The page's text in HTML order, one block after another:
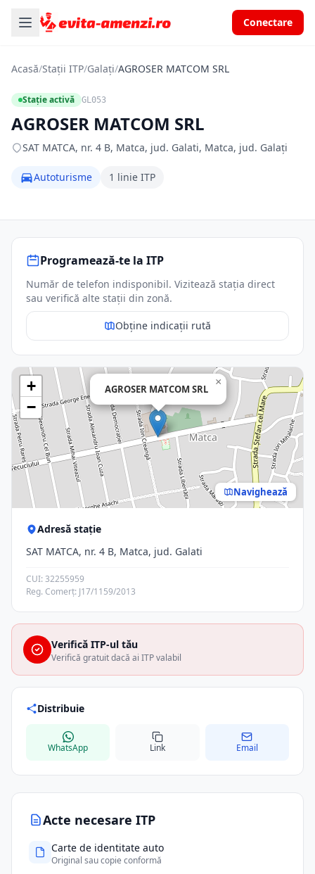
Conectare
Acasă/Stații ITP/Galați/AGROSER MATCOM SRL
Stație activă GL053
AGROSER MATCOM SRL
SAT MATCA, nr. 4 B, Matca, jud. Galati, Matca, jud. Galați
Autoturisme 1 linie ITP
Acte necesare ITP
Carte de identitate auto
Original sau copie conformă
Programează-te la ITP
Număr de telefon indisponibil. Vizitează stația direct
sau verifică alte stații din zonă.
Obține indicații rută
AGROSER MATCOM SRL
×
+
−
Navighează
Adresă stație
SAT MATCA, nr. 4 B, Matca, jud. Galati
CUI: 32255959
Reg. Comerț: J17/1159/2013
Verifică ITP-ul tău
Verifică gratuit dacă ai ITP valabil
Distribuie
WhatsApp Link Email